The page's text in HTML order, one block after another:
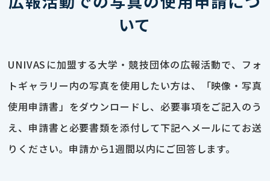
いて
UNIVASに加盟する大学・競技団体の広報活動で、フォ
トギャラリー内の写真を使用したい方は、「映像・写真
使用申請書」をダウンロードし、必要事項をご記入のう
え、申請書と必要書類を添付して下記へメールにてお送
りください。申請から1週間以内にご回答します。